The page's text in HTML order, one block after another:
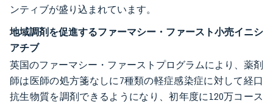
ンティブが盛り込まれています。
地域調剤を促進するファーマシー・ファースト小売イニシ
アチブ
英国のファーマシー・ファーストプログラムにより、薬剤
師は医師の処方箋なしに7種類の軽症感染症に対して経口
抗生物質を調剤できるようになり、初年度に120万コース